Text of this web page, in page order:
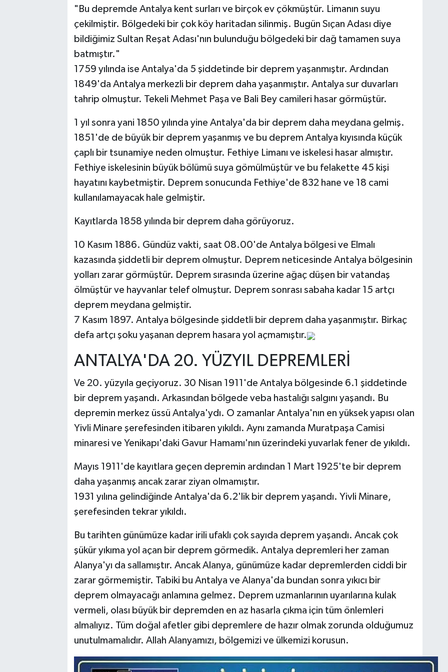
"Bu depremde Antalya kent surları ve birçok ev çökmüştür. Limanın suyu
çekilmiştir. Bölgedeki bir çok köy haritadan silinmiş. Bugün Sıçan Adası diye
bildiğimiz Sultan Reşat Adası'nın bulunduğu bölgedeki bir dağ tamamen suya
batmıştır."
1759 yılında ise Antalya'da 5 şiddetinde bir deprem yaşanmıştır. Ardından
1849'da Antalya merkezli bir deprem daha yaşanmıştır. Antalya sur duvarları
tahrip olmuştur. Tekeli Mehmet Paşa ve Bali Bey camileri hasar görmüştür.
1 yıl sonra yani 1850 yılında yine Antalya'da bir deprem daha meydana gelmiş.
1851'de de büyük bir deprem yaşanmış ve bu deprem Antalya kıyısında küçük
çaplı bir tsunamiye neden olmuştur. Fethiye Limanı ve iskelesi hasar almıştır.
Fethiye iskelesinin büyük bölümü suya gömülmüştür ve bu felakette 45 kişi
hayatını kaybetmiştir. Deprem sonucunda Fethiye'de 832 hane ve 18 cami
kullanılamayacak hale gelmiştir.
Kayıtlarda 1858 yılında bir deprem daha görüyoruz.
10 Kasım 1886. Gündüz vakti, saat 08.00'de Antalya bölgesi ve Elmalı
kazasında şiddetli bir deprem olmuştur. Deprem neticesinde Antalya bölgesinin
yolları zarar görmüştür. Deprem sırasında üzerine ağaç düşen bir vatandaş
ölmüştür ve hayvanlar telef olmuştur. Deprem sonrası sabaha kadar 15 artçı
deprem meydana gelmiştir.
7 Kasım 1897. Antalya bölgesinde şiddetli bir deprem daha yaşanmıştır. Birkaç
defa artçı şoku yaşanan deprem hasara yol açmamıştır.
ANTALYA'DA 20. YÜZYIL DEPREMLERİ
Ve 20. yüzyıla geçiyoruz. 30 Nisan 1911'de Antalya bölgesinde 6.1 şiddetinde
bir deprem yaşandı. Arkasından bölgede veba hastalığı salgını yaşandı. Bu
depremin merkez üssü Antalya'ydı. O zamanlar Antalya'nın en yüksek yapısı olan
Yivli Minare şerefesinden itibaren yıkıldı. Aynı zamanda Muratpaşa Camisi
minaresi ve Yenikapı'daki Gavur Hamamı'nın üzerindeki yuvarlak fener de yıkıldı.
Mayıs 1911'de kayıtlara geçen depremin ardından 1 Mart 1925'te bir deprem
daha yaşanmış ancak zarar ziyan olmamıştır.
1931 yılına gelindiğinde Antalya'da 6.2'lik bir deprem yaşandı. Yivli Minare,
şerefesinden tekrar yıkıldı.
Bu tarihten günümüze kadar irili ufaklı çok sayıda deprem yaşandı. Ancak çok
şükür yıkıma yol açan bir deprem görmedik. Antalya depremleri her zaman
Alanya'yı da sallamıştır. Ancak Alanya, günümüze kadar depremlerden ciddi bir
zarar görmemiştir. Tabiki bu Antalya ve Alanya'da bundan sonra yıkıcı bir
deprem olmayacağı anlamına gelmez. Deprem uzmanlarının uyarılarına kulak
vermeli, olası büyük bir depremden en az hasarla çıkma için tüm önlemleri
almalıyız. Tüm doğal afetler gibi depremlere de hazır olmak zorunda olduğumuz
unutulmamalıdır. Allah Alanyamızı, bölgemizi ve ülkemizi korusun.